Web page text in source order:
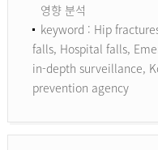
영향 분석
keyword : Hip
falls, Hospital falls,
in-depth surveillance,
prevention agency